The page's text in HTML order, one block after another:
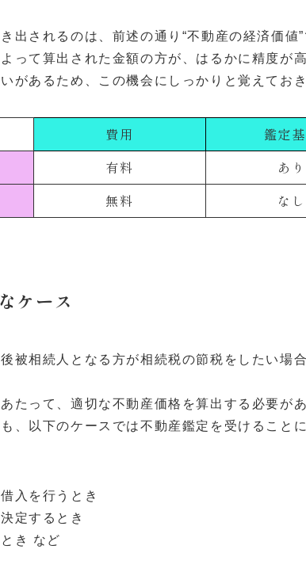
出されるのは、前述の通り“不動産の経済価値”
って算出された金額の方が、はるかに精度が
があるため、この機会にしっかりと覚えておき
費用 鑑定
有料 あり
無料 なし
ケース
被相続人となる方が相続税の節税をしたい場
たって、適切な不動産価格を算出する必要が
、以下のケースでは不動産鑑定を受けることに
入を行うとき
定するとき
き など